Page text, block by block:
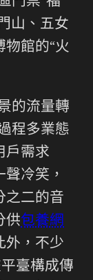
山、五女
物館的“火
的流量轉
程多業態
戶需求
冷笑，
之二的音
供包養網
外，不少
臺構成傳